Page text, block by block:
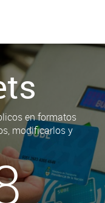
en formatos
modificarlos y